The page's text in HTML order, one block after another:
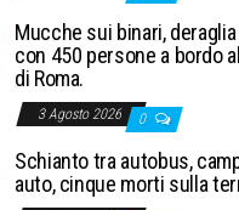
Mucche sui binari,
con 450 persone a bordo
di Roma.
3 Agosto 2026 0
Schianto tra autobus,
auto, cinque morti sulla